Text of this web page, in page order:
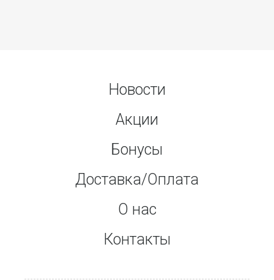
Новости
Акции
Бонусы
Доставка/Оплата
О нас
Контакты